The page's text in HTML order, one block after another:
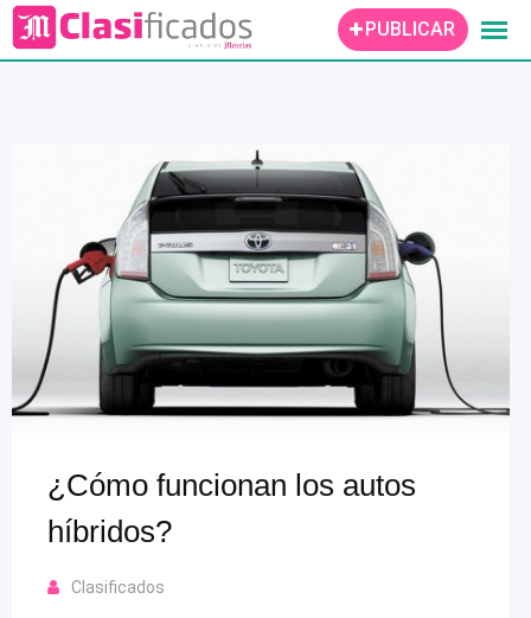
Skip
to
PUBLICAR
¿Cómo funcionan los autos
híbridos?
Clasificados